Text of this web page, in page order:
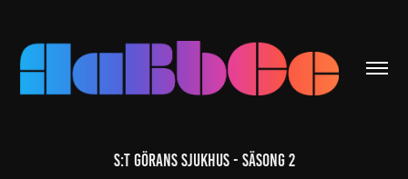
S:T GÖRANS SJUKHUS - SÄSONG 2